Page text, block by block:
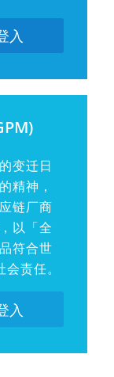
入
变迁日
精神，
链厂商
以「全
符合世
责任。
入